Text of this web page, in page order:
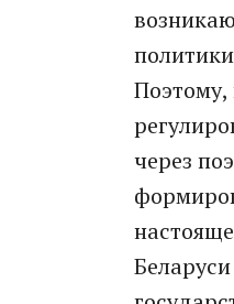
Поэтому,
через